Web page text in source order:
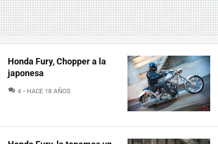
Honda Fury, Chopper a la
japonesa
4 COMENTARIOS
HACE 18 AÑOS